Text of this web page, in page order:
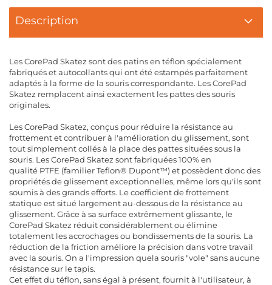
Description
Les CorePad Skatez sont des patins en téflon spécialement
fabriqués et autocollants qui ont été estampés parfaitement
adaptés à la forme de la souris correspondante. Les CorePad
Skatez remplacent ainsi exactement les pattes des souris
originales.
Les CorePad Skatez, conçus pour réduire la résistance au
frottement et contribuer à l'amélioration du glissement, sont
tout simplement collés à la place des pattes situées sous la
souris. Les CorePad Skatez sont fabriquées 100% en
qualité PTFE (familier Teflon® Dupont™) et possèdent donc des
propriétés de glissement exceptionnelles, même lors qu'ils sont
soumis à des grands efforts. Le coefficient de frottement
statique est situé largement au-dessous de la résistance au
glissement. Grâce à sa surface extrêmement glissante, le
CorePad Skatez réduit considérablement ou élimine
totalement les accrochages ou bondissements de la souris. La
réduction de la friction améliore la précision dans votre travail
avec la souris. On a l'impression quela souris "vole" sans aucune
résistance sur le tapis.
Cet effet du téflon, sans égal à présent, fournit à l'utilisateur, à